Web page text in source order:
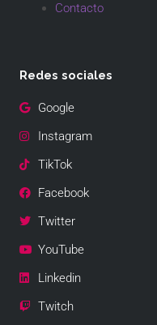
Contacto
Redes sociales
Google
Instagram
TikTok
Facebook
Twitter
YouTube
Linkedin
Twitch